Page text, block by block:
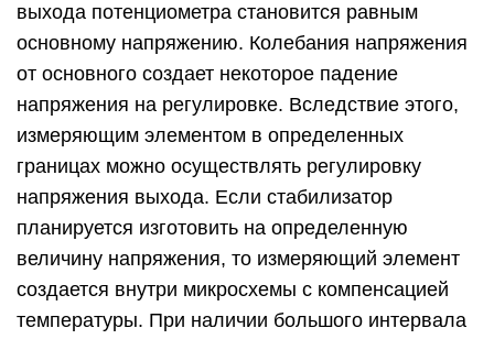
выхода потенциометра становится равным
основному напряжению. Колебания напряжения
от основного создает некоторое падение
напряжения на регулировке. Вследствие этого,
измеряющим элементом в определенных
границах можно осуществлять регулировку
напряжения выхода. Если стабилизатор
планируется изготовить на определенную
величину напряжения, то измеряющий элемент
создается внутри микросхемы с компенсацией
температуры. При наличии большого интервала